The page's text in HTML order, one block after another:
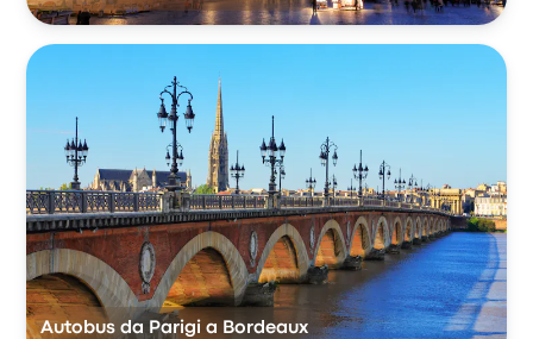
Autobus da Parigi a Bordeaux